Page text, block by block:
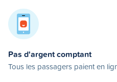
Pas d'argent comptant
Tous les passagers paient en